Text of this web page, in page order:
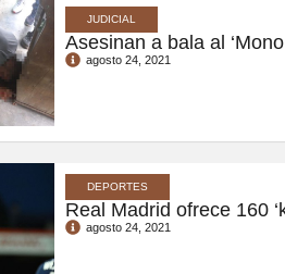
JUDICIAL
Asesinan a bala al
agosto 24, 2021
DEPORTES
Real Madrid ofrece 160
agosto 24, 2021